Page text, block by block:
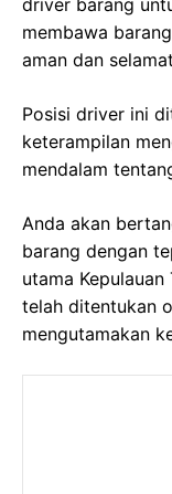
driver barang
membawa
aman dan
Posisi driver ini
keterampilan
mendalam
Anda akan
barang dengan
utama
telah ditentukan
mengutamakan